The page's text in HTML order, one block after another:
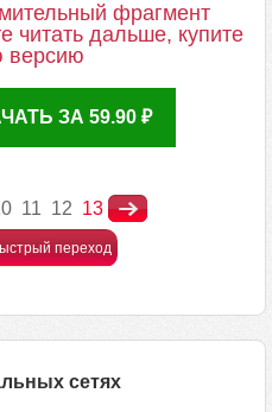
фрагмент
читать дальше, купите
версию
ЗА 59.90 ₽
11 12 13
переход
сетях